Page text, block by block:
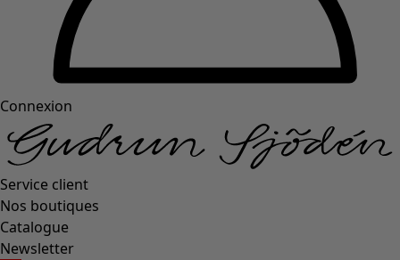
Connexion
Service client
Nos boutiques
Catalogue
Newsletter